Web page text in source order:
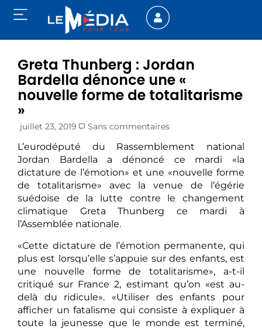
Greta Thunberg : Jordan
Bardella dénonce une «
nouvelle forme de totalitarisme
»
juillet 23, 2019 Sans commentaires
L’eurodéputé du Rassemblement national
Jordan Bardella a dénoncé ce mardi «la
dictature de l’émotion» et une «nouvelle forme
de totalitarisme» avec la venue de l’égérie
suédoise de la lutte contre le changement
climatique Greta Thunberg ce mardi à
l’Assemblée nationale.
«Cette dictature de l’émotion permanente, qui
plus est lorsqu’elle s’appuie sur des enfants, est
une nouvelle forme de totalitarisme», a-t-il
critiqué sur France 2, estimant qu’on «est au-
delà du ridicule». «Utiliser des enfants pour
afficher un fatalisme qui consiste à expliquer à
toute la jeunesse que le monde est terminé,